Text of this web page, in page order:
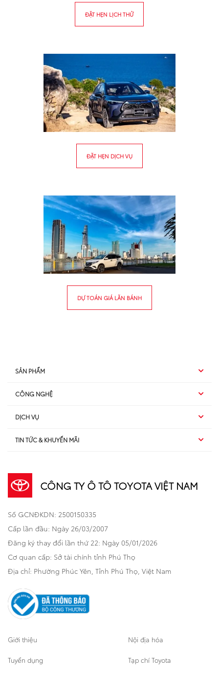
ĐẶT HẸN LỊCH THỬ
ĐẶT HẸN DỊCH VỤ
DỰ TOÁN GIÁ LĂN BÁNH
SẢN PHẨM
Hybrid EV
SUV
Sedan
Bán tải
Hatchback
Thương mại
Khách hàng dự án
CÔNG NGHỆ
Hybrid
TSS
DỊCH VỤ
Dịch vụ sau bán hàng
Bảo hiểm Toyota
Xe đã qua sử dụng
Bảo hành mở rộng
Sản phẩm chính hãng
Cơ sở bảo hành bảo dưỡng
TIN TỨC & KHUYẾN MÃI
Khuyến mãi
Xã hội
Thông tin khác
CÔNG TY Ô TÔ TOYOTA VIỆT NAM
Số GCNĐKDN: 2500150335
Cấp lần đầu: Ngày 26/03/2007
Đăng ký thay đổi lần thứ 22: Ngày 05/01/2026
Cơ quan cấp: Sở tài chính tỉnh Phú Thọ
Địa chỉ: Phường Phúc Yên, Tỉnh Phú Thọ, Việt Nam
Giới thiệu Nội địa hóa
Tuyển dụng Tạp chí Toyota